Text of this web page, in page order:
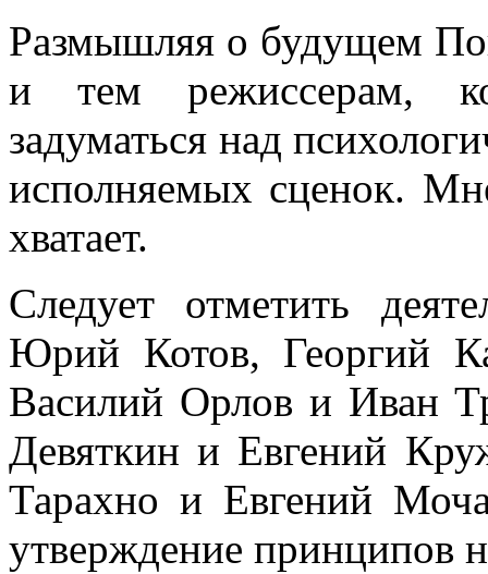
Размышляя о будущем
и тем режиссерам,
задуматься над
исполняемых сценок.
хватает.
Следует отметить
Юрий Котов, Георгий
Василий Орлов и Иван
Девяткин и Евгений
Тарахно и Евгений
утверждение принципов